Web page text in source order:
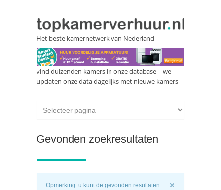
Het beste kamernetwerk van Nederland
vind duizenden kamers in onze database – we
updaten onze data dagelijks met nieuwe kamers
Gevonden zoekresultaten
Opmerking: u kunt de gevonden resultaten